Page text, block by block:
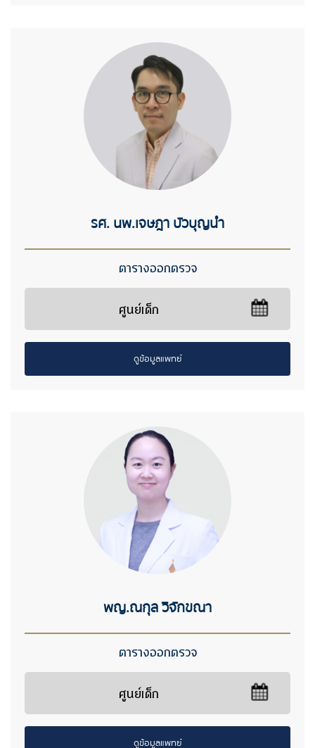
รศ. นพ.เจษฎา บัวบุญนำ
ตารางออกตรวจ
ศูนย์เด็ก
ดูข้อมูลแพทย์
พญ.ณกุล วิจักขณา
ตารางออกตรวจ
ศูนย์เด็ก
ดูข้อมูลแพทย์